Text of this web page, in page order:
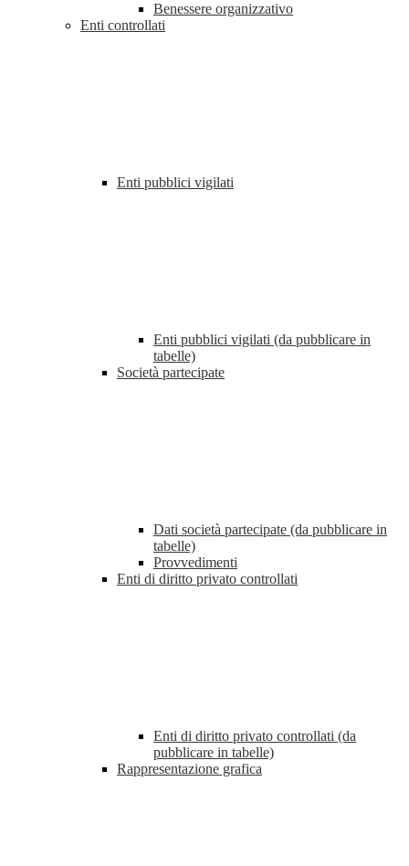
Benessere organizzativo
Enti controllati
Enti pubblici vigilati
Enti pubblici vigilati (da pubblicare in
tabelle)
Società partecipate
Dati società partecipate (da pubblicare in
tabelle)
Provvedimenti
Enti di diritto privato controllati
Enti di diritto privato controllati (da
pubblicare in tabelle)
Rappresentazione grafica